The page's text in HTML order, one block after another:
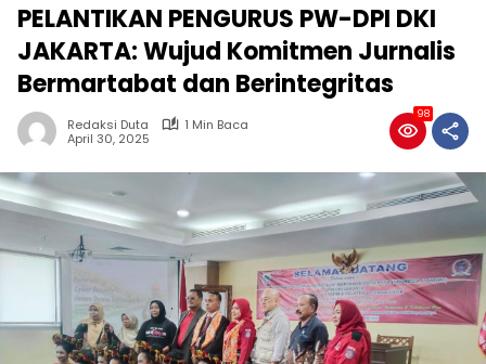
PELANTIKAN PENGURUS PW-DPI DKI
JAKARTA: Wujud Komitmen Jurnalis
Bermartabat dan Berintegritas
Redaksi Duta
1 Min Baca
April 30, 2025
98